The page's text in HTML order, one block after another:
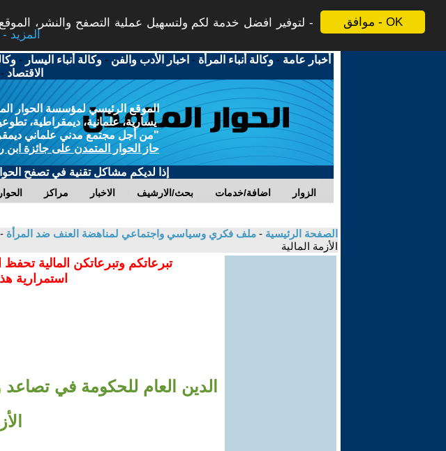
موافق - OK
لتوفير افضل خدمة لكم ولتسهيل عملية التصفح والنشر،
More info - المزيد
أخبار عامة -وكالة أنباء المرأة - اخبار الأدب والفن -وكالة أنباء اليسار -
الاقتصاد -
الموقع الرئيسي لمؤسسة الحوار
يسارية، علمانية، ديمقراطية،
"من أجل مجتمع مدني علماني
حاز الحوار المتمدن على جائزة ابن
إذا لديكم مشاكل تقنية في تصفح
مراكز الاخبار بحث/الارشيف اضافة/خدمات الزوار
الصفحة الرئيسية - ملف فكري وسياسي واجتماعي لمناهضة العنف ضد المرأة -
الأزمة المالية
تبرعاتكم وتبرعاتكن المالية
استمرارية
الدين العام للحكومة في